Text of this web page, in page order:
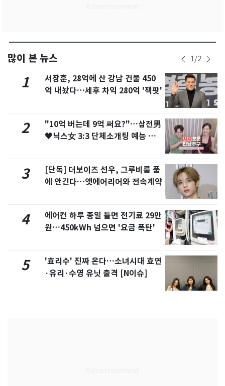
많이 본 뉴스 1/2
1
서장훈, 28억에 산 강남 건물 450
억 내놨다…세후 차익 280억 '잭팟'
2
"10억 버는데 9억 써요?"…삼전男
♥닉스女 3:3 단체소개팅 예능 화
3
[단독] 더보이즈 선우, 그루비룸 품
에 안긴다…앳에어리어와 전속계약
4
에어컨 하루 종일 틀면 전기료 29만
원…450kWh 넘으면 '요금 폭탄'
5
'효리수' 진짜 온다…소녀시대 효연
·유리·수영 유닛 출격 [N이슈]